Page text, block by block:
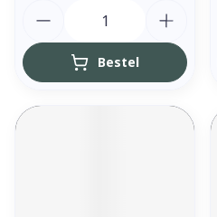
Bestel